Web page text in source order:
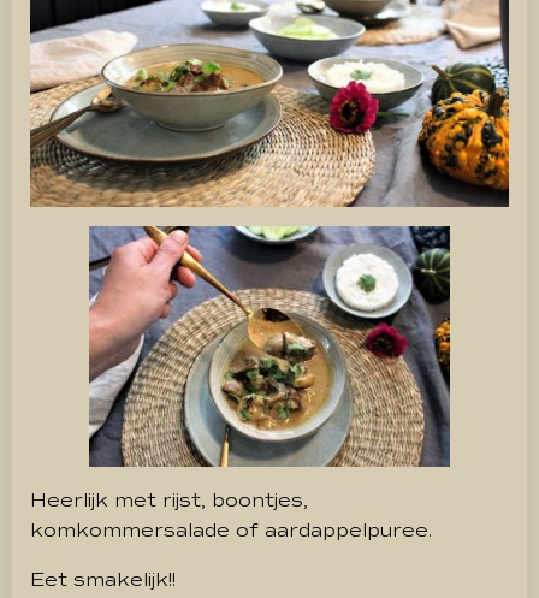
Heerlijk met rijst, boontjes,
komkommersalade of aardappelpuree.
Eet smakelijk!!